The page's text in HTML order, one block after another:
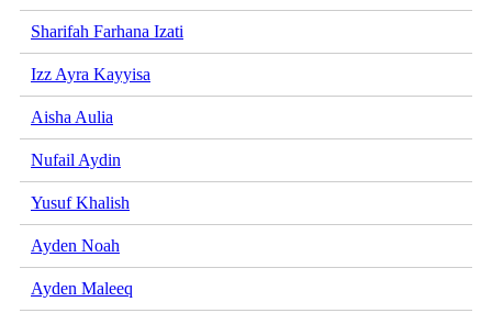
Sharifah Farhana Izati
Izz Ayra Kayyisa
Aisha Aulia
Nufail Aydin
Yusuf Khalish
Ayden Noah
Ayden Maleeq